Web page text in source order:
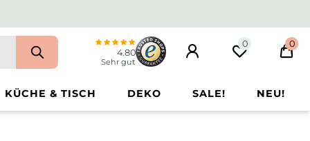
4.80
Sehr gut
0 0
KÜCHE & TISCH DEKO SALE! NEU!